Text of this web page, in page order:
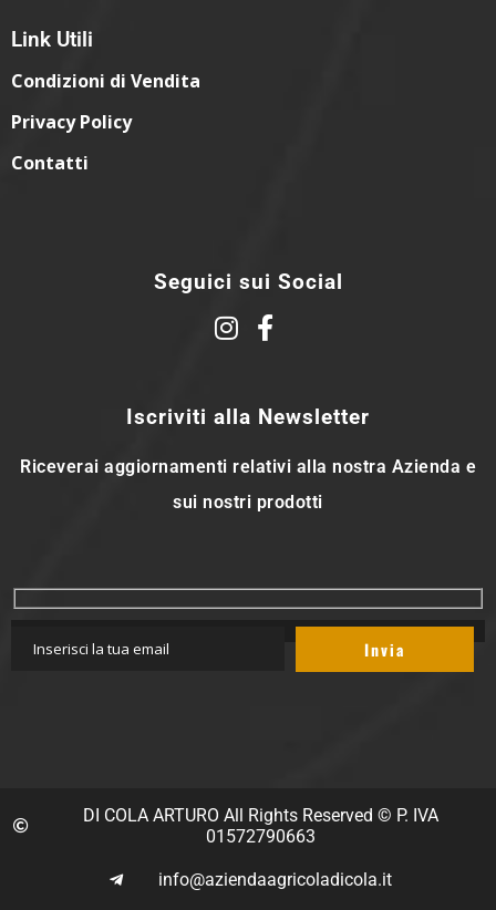
Link Utili
Condizioni di Vendita
Privacy Policy
Contatti
Seguici sui Social
Iscriviti alla Newsletter
Riceverai aggiornamenti relativi alla nostra Azienda e
sui nostri prodotti
DI COLA ARTURO All Rights Reserved © P. IVA
01572790663
info@aziendaagricoladicola.it